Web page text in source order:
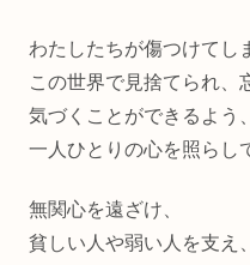
わたしたちが傷つけてし
この世界で見捨てられ、
気づくことができるよう、
一人ひとりの心を照らし
無関心を遠ざけ、
貧しい人や弱い人を支え、